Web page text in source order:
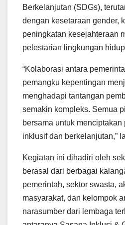
Berkelanjutan (SDGs),
dengan kesetaraan gender,
peningkatan kesejahteraan
pelestarian lingkungan
“Kolaborasi antara
pemangku kepentingan
menghadapi tantangan
semakin kompleks. Semua
bersama untuk
inklusif dan berkelanjutan,”
Kegiatan ini dihadiri oleh
berasal dari berbagai
pemerintah, sektor swasta,
masyarakat, dan kelompok
narasumber dari lembaga